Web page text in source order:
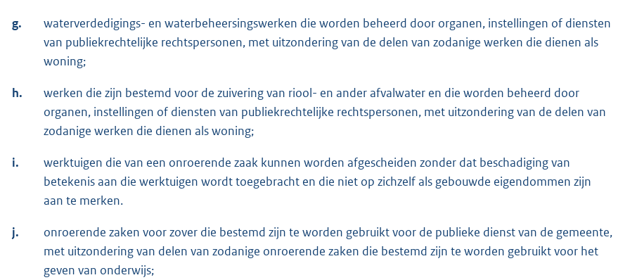
g.
waterverdedigings- en waterbeheersingswerken die worden beheerd door organen, instellingen of diensten
van publiekrechtelijke rechtspersonen, met uitzondering van de delen van zodanige werken die dienen als
woning;
h.
werken die zijn bestemd voor de zuivering van riool- en ander afvalwater en die worden beheerd door
organen, instellingen of diensten van publiekrechtelijke rechtspersonen, met uitzondering van de delen van
zodanige werken die dienen als woning;
i.
werktuigen die van een onroerende zaak kunnen worden afgescheiden zonder dat beschadiging van
betekenis aan die werktuigen wordt toegebracht en die niet op zichzelf als gebouwde eigendommen zijn
aan te merken.
j.
onroerende zaken voor zover die bestemd zijn te worden gebruikt voor de publieke dienst van de gemeente,
met uitzondering van delen van zodanige onroerende zaken die bestemd zijn te worden gebruikt voor het
geven van onderwijs;